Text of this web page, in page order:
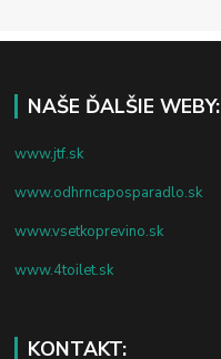
NAŠE ĎALŠIE WEBY:
www.jtf.sk
www.odhrncaposparadlo.sk
www.vsetkoprevino.sk
www.4toilet.sk
KONTAKT: